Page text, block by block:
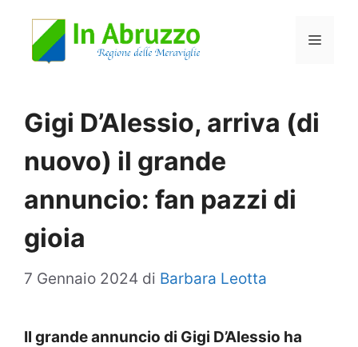
Menu
Gigi D’Alessio, arriva (di
nuovo) il grande
annuncio: fan pazzi di
gioia
7 Gennaio 2024 di Barbara Leotta
Il grande annuncio di Gigi D’Alessio ha